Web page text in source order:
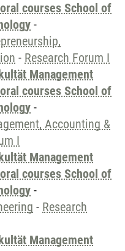
courses School of
-
- Research Forum I
Management
courses School of
-
Accounting &
I
Management
courses School of
-
- Research
Management